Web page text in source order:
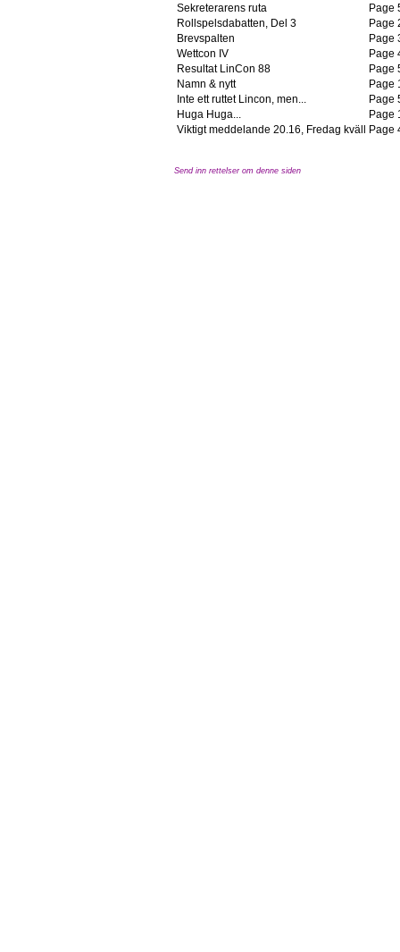
Sekreterarens ruta
Page
Rollspelsdabatten, Del 3
Page
Brevspalten
Page
Wettcon IV
Page
Resultat LinCon 88
Page
Namn & nytt
Page
Inte ett ruttet Lincon, men...
Page
Huga Huga...
Page
Viktigt meddelande 20.16, Fredag kväll
Page
Send inn rettelser om denne siden